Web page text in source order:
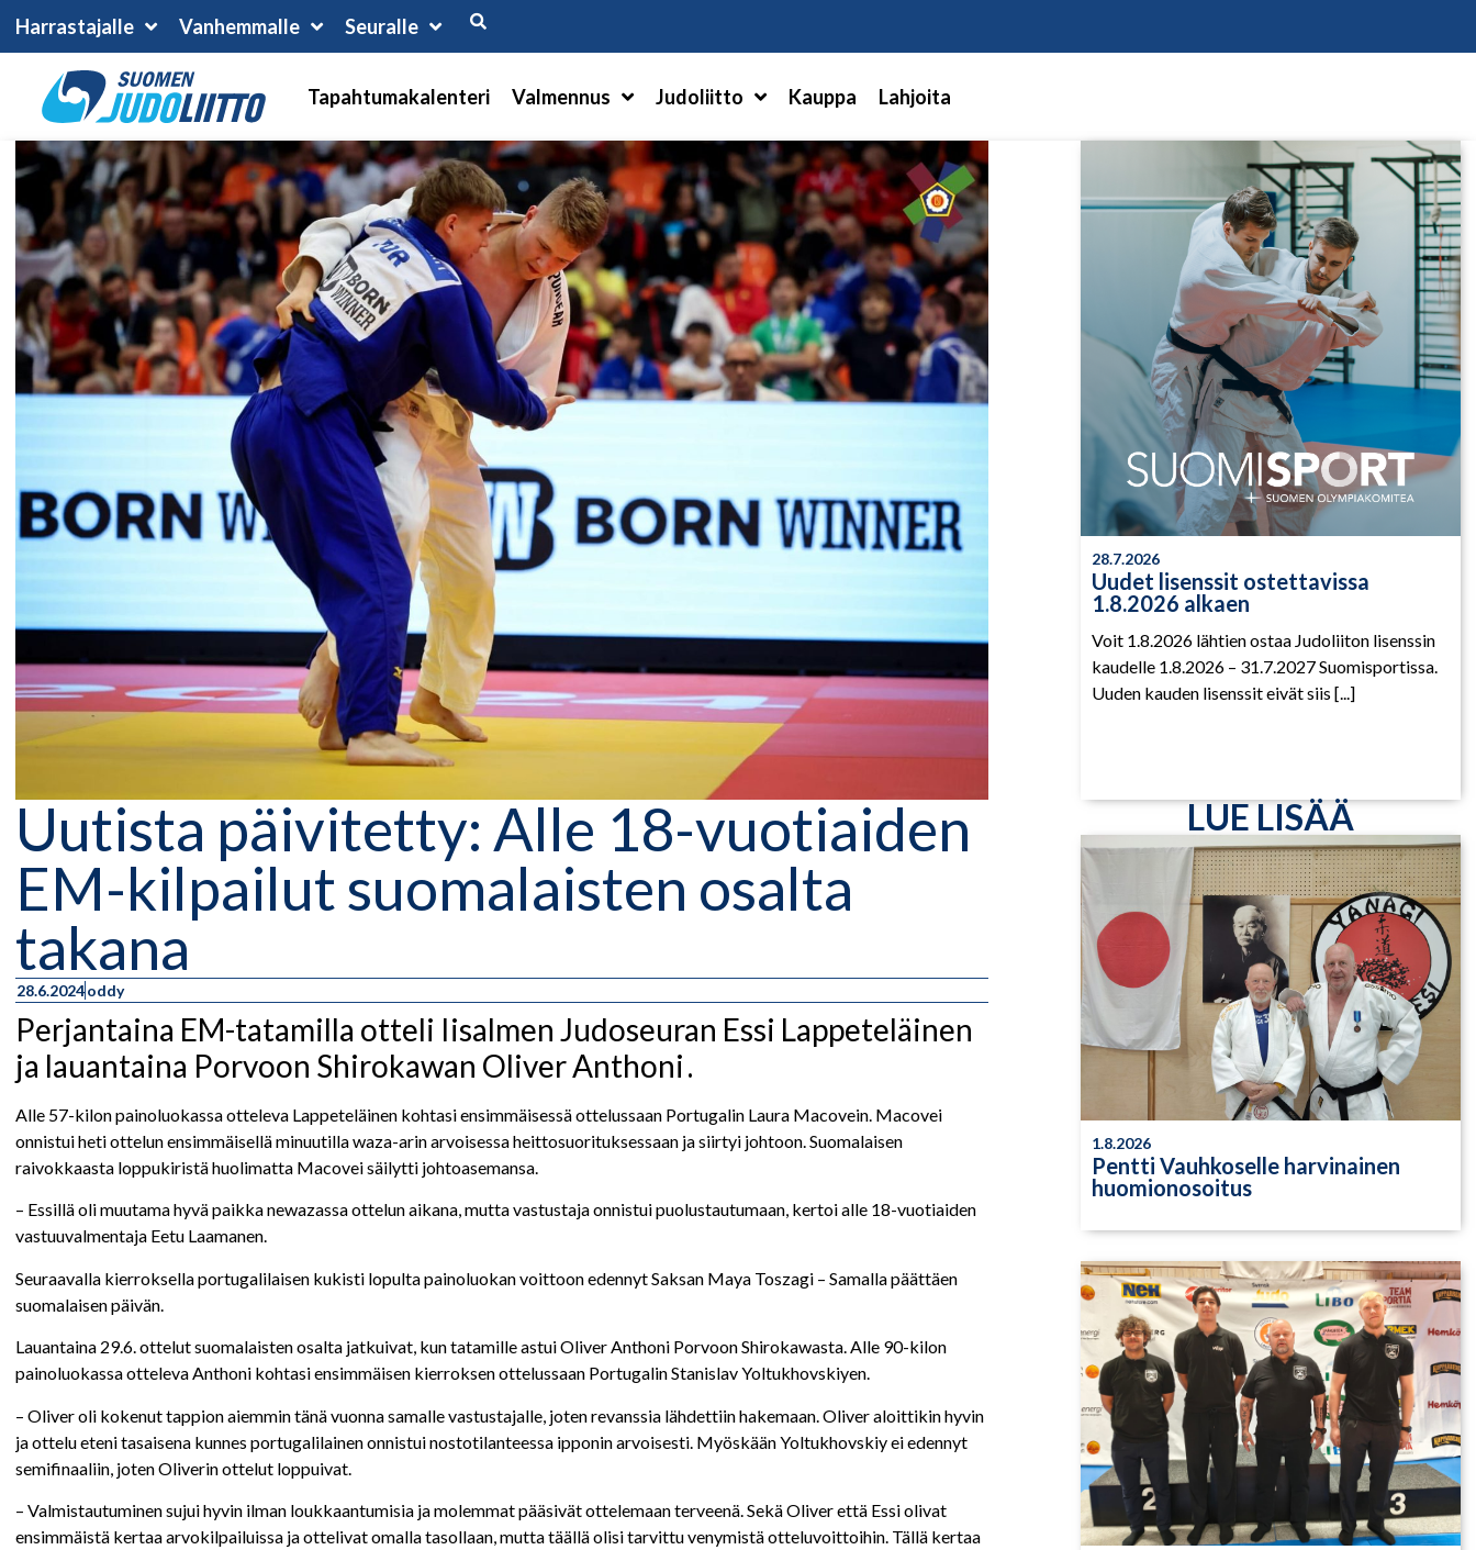
Harrastajalle Vanhemmalle Seuralle
Tapahtumakalenteri Valmennus Judoliitto Kauppa Lahjoita
Uutista päivitetty: Alle 18-vuotiaiden
EM-kilpailut suomalaisten osalta
takana
28.6.2024oddy
Perjantaina EM-tatamilla otteli Iisalmen Judoseuran Essi Lappeteläinen
ja lauantaina Porvoon Shirokawan Oliver Anthoni.
Alle 57-kilon painoluokassa otteleva Lappeteläinen kohtasi ensimmäisessä ottelussaan Portugalin Laura Macovein. Macovei
onnistui heti ottelun ensimmäisellä minuutilla waza-arin arvoisessa heittosuorituksessaan ja siirtyi johtoon. Suomalaisen
raivokkaasta loppukiristä huolimatta Macovei säilytti johtoasemansa.
– Essillä oli muutama hyvä paikka newazassa ottelun aikana, mutta vastustaja onnistui puolustautumaan, kertoi alle 18-vuotiaiden
vastuuvalmentaja Eetu Laamanen.
Seuraavalla kierroksella portugalilaisen kukisti lopulta painoluokan voittoon edennyt Saksan Maya Toszagi – Samalla päättäen
suomalaisen päivän.
Lauantaina 29.6. ottelut suomalaisten osalta jatkuivat, kun tatamille astui Oliver Anthoni Porvoon Shirokawasta. Alle 90-kilon
painoluokassa otteleva Anthoni kohtasi ensimmäisen kierroksen ottelussaan Portugalin Stanislav Yoltukhovskiyen.
– Oliver oli kokenut tappion aiemmin tänä vuonna samalle vastustajalle, joten revanssia lähdettiin hakemaan. Oliver aloittikin hyvin
ja ottelu eteni tasaisena kunnes portugalilainen onnistui nostotilanteessa ipponin arvoisesti. Myöskään Yoltukhovskiy ei edennyt
semifinaaliin, joten Oliverin ottelut loppuivat.
– Valmistautuminen sujui hyvin ilman loukkaantumisia ja molemmat pääsivät ottelemaan terveenä. Sekä Oliver että Essi olivat
ensimmäistä kertaa arvokilpailuissa ja ottelivat omalla tasollaan, mutta täällä olisi tarvittu venymistä otteluvoittoihin. Tällä kertaa
28.7.2026
Uudet lisenssit ostettavissa
1.8.2026 alkaen
Voit 1.8.2026 lähtien ostaa Judoliiton lisenssin
kaudelle 1.8.2026 – 31.7.2027 Suomisportissa.
Uuden kauden lisenssit eivät siis [...]
LUE LISÄÄ
1.8.2026
Pentti Vauhkoselle harvinainen
huomionosoitus